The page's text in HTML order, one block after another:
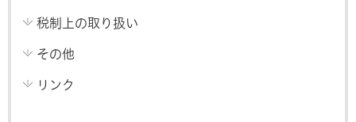
税制上の取り扱い
その他
リンク